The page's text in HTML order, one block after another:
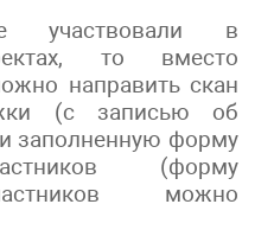
в
то вместо
направить скан
(с записью об
заполненную форму
(форму
можно